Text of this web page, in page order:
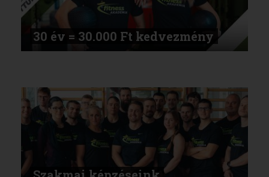
30 év = 30.000 Ft kedvezmény